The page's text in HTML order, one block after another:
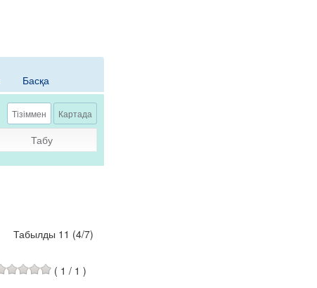
Басқа
Тізіммен Картада
Табу
Табылды 11 (4/7)
( 1 / 1 )